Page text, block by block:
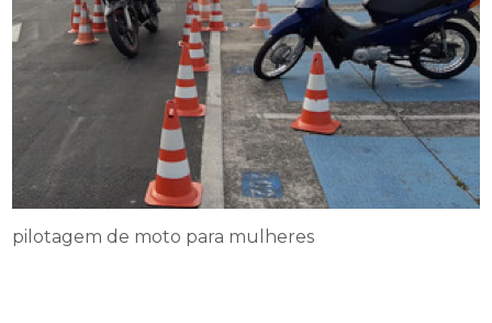
pilotagem de moto para mulheres